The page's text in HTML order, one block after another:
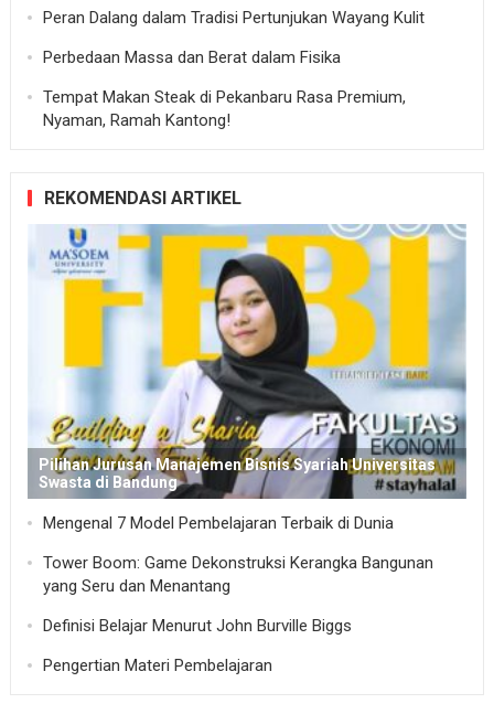
Peran Dalang dalam Tradisi Pertunjukan Wayang Kulit
Perbedaan Massa dan Berat dalam Fisika
Tempat Makan Steak di Pekanbaru Rasa Premium,
Nyaman, Ramah Kantong!
REKOMENDASI ARTIKEL
Pilihan Jurusan Manajemen Bisnis Syariah Universitas
Swasta di Bandung
Mengenal 7 Model Pembelajaran Terbaik di Dunia
Tower Boom: Game Dekonstruksi Kerangka Bangunan
yang Seru dan Menantang
Definisi Belajar Menurut John Burville Biggs
Pengertian Materi Pembelajaran